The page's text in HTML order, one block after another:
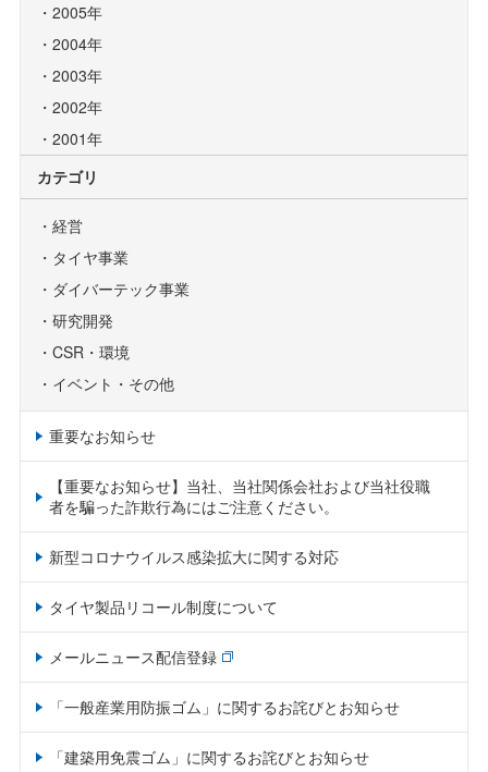
2005年
2004年
2003年
2002年
2001年
カテゴリ
経営
タイヤ事業
ダイバーテック事業
研究開発
CSR・環境
イベント・その他
重要なお知らせ
【重要なお知らせ】当社、当社関係会社および当社役職
者を騙った詐欺行為にはご注意ください。
新型コロナウイルス感染拡大に関する対応
タイヤ製品リコール制度について
メールニュース配信登録
「一般産業用防振ゴム」に関するお詫びとお知らせ
「建築用免震ゴム」に関するお詫びとお知らせ